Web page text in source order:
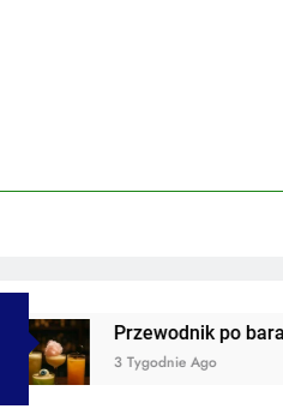
Przewodnik po barach z
3 Tygodnie Ago